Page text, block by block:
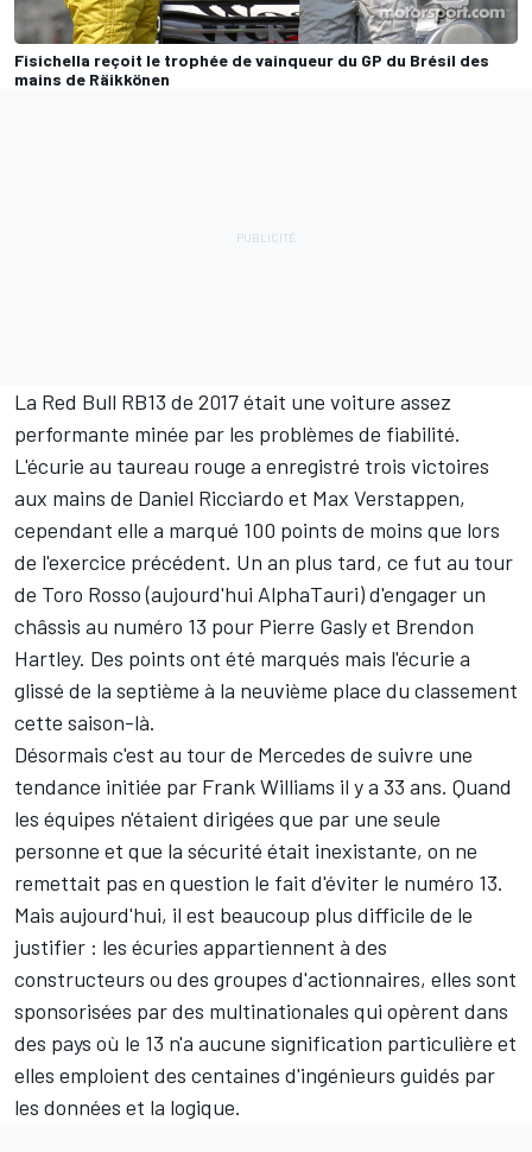
Fisichella reçoit le trophée de vainqueur du GP du Brésil des
mains de Räikkönen
La Red Bull RB13 de 2017 était une voiture assez
performante minée par les problèmes de fiabilité.
L'écurie au taureau rouge a enregistré trois victoires
aux mains de Daniel Ricciardo et Max Verstappen,
cependant elle a marqué 100 points de moins que lors
de l'exercice précédent. Un an plus tard, ce fut au tour
de Toro Rosso (aujourd'hui AlphaTauri) d'engager un
châssis au numéro 13 pour Pierre Gaslyet Brendon
Hartley. Des points ont été marqués mais l'écurie a
glissé de la septième à la neuvième place du classement
cette saison-là.
Désormais c'est au tour de Mercedes de suivre une
tendance initiée par Frank Williams il y a 33 ans. Quand
les équipes n'étaient dirigées que par une seule
personne et que la sécurité était inexistante, on ne
remettait pas en question le fait d'éviter le numéro 13.
Mais aujourd'hui, il est beaucoup plus difficile de le
justifier : les écuries appartiennent à des
constructeurs ou des groupes d'actionnaires, elles sont
sponsorisées par des multinationales qui opèrent dans
des pays où le 13 n'a aucune signification particulière et
elles emploient des centaines d'ingénieurs guidés par
les données et la logique.